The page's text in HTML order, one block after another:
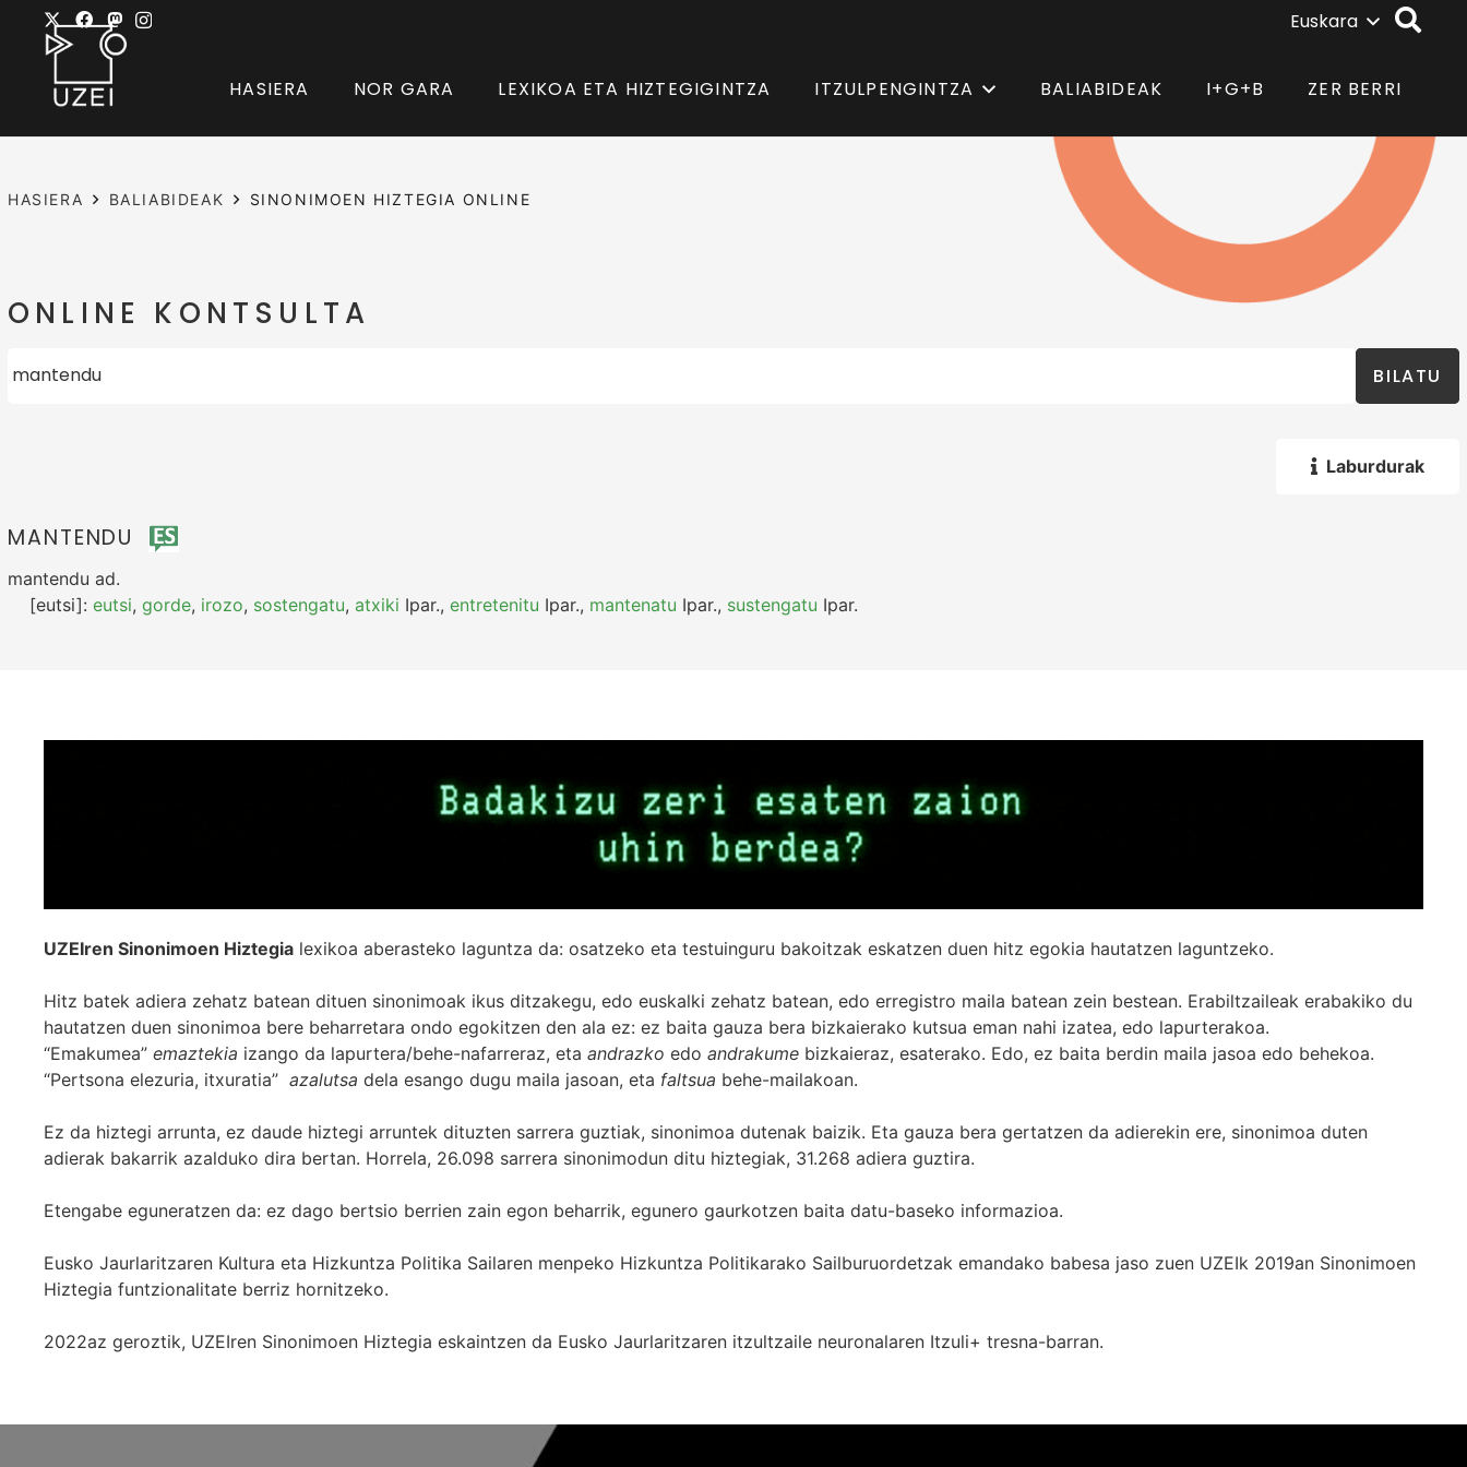
Euskara
HASIERA NOR GARA LEXIKOA ETA HIZTEGIGINTZA ITZULPENGINTZA BALIABIDEAK I+G+B ZER BERRI
HASIERA BALIABIDEAK SINONIMOEN HIZTEGIA ONLINE
ONLINE KONTSULTA
BILATU
Laburdurak
MANTENDU
mantendu ad.
[eutsi]: eutsi, gorde, irozo, sostengatu, atxiki Ipar., entretenitu Ipar., mantenatu Ipar., sustengatu Ipar.
UZEIren Sinonimoen Hiztegia lexikoa aberasteko laguntza da: osatzeko eta testuinguru bakoitzak eskatzen duen hitz egokia hautatzen laguntzeko.
Hitz batek adiera zehatz batean dituen sinonimoak ikus ditzakegu, edo euskalki zehatz batean, edo erregistro maila batean zein bestean. Erabiltzaileak erabakiko du
hautatzen duen sinonimoa bere beharretara ondo egokitzen den ala ez: ez baita gauza bera bizkaierako kutsua eman nahi izatea, edo lapurterakoa.
“Emakumea” emaztekia izango da lapurtera/behe-nafarreraz, eta andrazko edo andrakume bizkaieraz, esaterako. Edo, ez baita berdin maila jasoa edo behekoa.
“Pertsona elezuria, itxuratia” azalutsa dela esango dugu maila jasoan, eta faltsua behe-mailakoan.
Ez da hiztegi arrunta, ez daude hiztegi arruntek dituzten sarrera guztiak, sinonimoa dutenak baizik. Eta gauza bera gertatzen da adierekin ere, sinonimoa duten
adierak bakarrik azalduko dira bertan. Horrela, 26.098 sarrera sinonimodun ditu hiztegiak, 31.268 adiera guztira.
Etengabe eguneratzen da: ez dago bertsio berrien zain egon beharrik, egunero gaurkotzen baita datu-baseko informazioa.
Eusko Jaurlaritzaren Kultura eta Hizkuntza Politika Sailaren menpeko Hizkuntza Politikarako Sailburuordetzak emandako babesa jaso zuen UZEIk 2019an Sinonimoen
Hiztegia funtzionalitate berriz hornitzeko.
2022az geroztik, UZEIren Sinonimoen Hiztegia eskaintzen da Eusko Jaurlaritzaren itzultzaile neuronalaren Itzuli+ tresna-barran.